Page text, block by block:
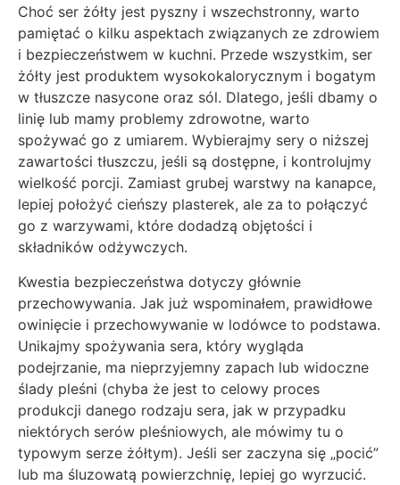
Choć ser żółty jest pyszny i wszechstronny, warto
pamiętać o kilku aspektach związanych ze zdrowiem
i bezpieczeństwem w kuchni. Przede wszystkim, ser
żółty jest produktem wysokokalorycznym i bogatym
w tłuszcze nasycone oraz sól. Dlatego, jeśli dbamy o
linię lub mamy problemy zdrowotne, warto
spożywać go z umiarem. Wybierajmy sery o niższej
zawartości tłuszczu, jeśli są dostępne, i kontrolujmy
wielkość porcji. Zamiast grubej warstwy na kanapce,
lepiej położyć cieńszy plasterek, ale za to połączyć
go z warzywami, które dodadzą objętości i
składników odżywczych.
Kwestia bezpieczeństwa dotyczy głównie
przechowywania. Jak już wspominałem, prawidłowe
owinięcie i przechowywanie w lodówce to podstawa.
Unikajmy spożywania sera, który wygląda
podejrzanie, ma nieprzyjemny zapach lub widoczne
ślady pleśni (chyba że jest to celowy proces
produkcji danego rodzaju sera, jak w przypadku
niektórych serów pleśniowych, ale mówimy tu o
typowym serze żółtym). Jeśli ser zaczyna się „pocić”
lub ma śluzowatą powierzchnię, lepiej go wyrzucić.